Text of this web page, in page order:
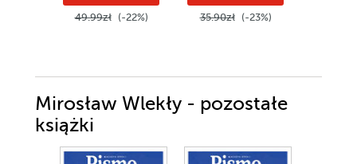
49.99zł (-22%) 35.90zł (-23%)
Mirosław Wlekły - pozostałe
książki